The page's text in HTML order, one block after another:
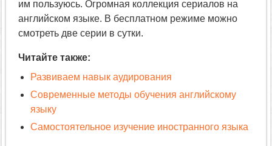
им пользуюсь. Огромная коллекция сериалов на
английском языке. В бесплатном режиме можно
смотреть две серии в сутки.
Читайте также:
Развиваем навык аудирования
Современные методы обучения английскому
языку
Самостоятельное изучение иностранного языка